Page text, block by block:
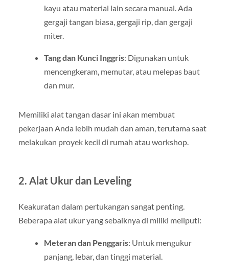
kayu atau material lain secara manual. Ada
gergaji tangan biasa, gergaji rip, dan gergaji
miter.
Tang dan Kunci Inggris: Digunakan untuk
mencengkeram, memutar, atau melepas baut
dan mur.
Memiliki alat tangan dasar ini akan membuat
pekerjaan Anda lebih mudah dan aman, terutama saat
melakukan proyek kecil di rumah atau workshop.
2. Alat Ukur dan Leveling
Keakuratan dalam pertukangan sangat penting.
Beberapa alat ukur yang sebaiknya di miliki meliputi:
Meteran dan Penggaris: Untuk mengukur
panjang, lebar, dan tinggi material.